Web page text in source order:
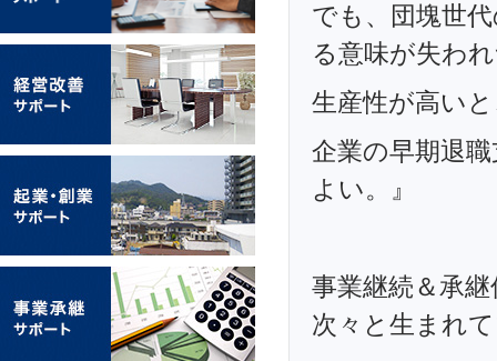
でも、団塊世
る意味が失わ
生産性が高い
企業の早期退
よい。』
事業継続＆承
次々と生まれ